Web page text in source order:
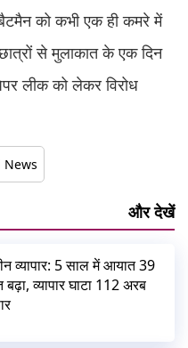
को कभी एक ही कमरे में
से मुलाकात के एक दिन
लीक को लेकर विरोध
News
और देखें
व्यापार: 5 साल में आयात 39
बढ़ा, व्यापार घाटा 112 अरब